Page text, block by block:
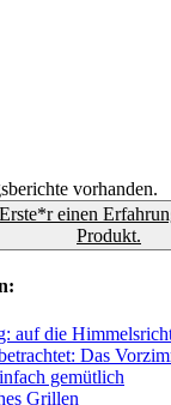
vorhanden.
einen
Produkt.
auf die
Das
gemütlich
Grillen